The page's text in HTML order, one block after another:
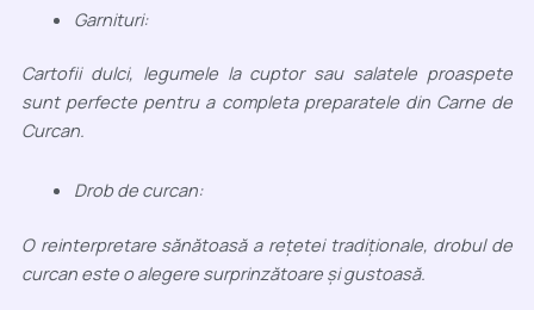
Garnituri:
Cartofii dulci, legumele la cuptor sau salatele proaspete
sunt perfecte pentru a completa preparatele din Carne de
Curcan.
Drob de curcan:
O reinterpretare sănătoasă a rețetei tradiționale, drobul de
curcan este o alegere surprinzătoare și gustoasă.